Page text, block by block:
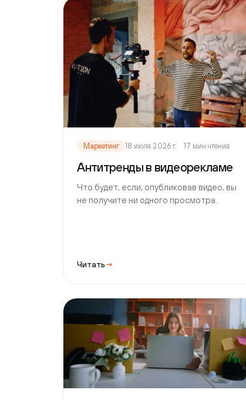
18 июля 2026 г. 17 мин чтения
Антитренды в видеорекламе
Что будет, если, опубликовав видео, вы
Читать→
Маркетинг 1 августа 2026 г. 16 мин чтения
Имиджевое видео: как
формировать восприятие бренда
Как имиджевое видео формирует